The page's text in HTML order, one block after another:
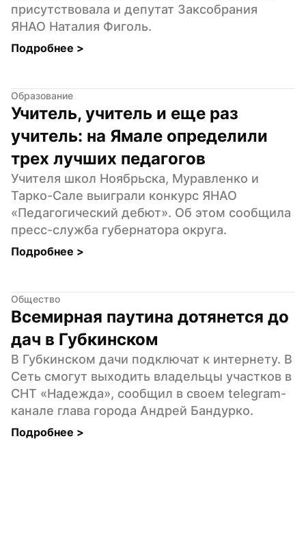
присутствовала и депутат Заксобрания
ЯНАО Наталия Фиголь.
Подробнее >
Образование
Учитель, учитель и еще раз
учитель: на Ямале определили
трех лучших педагогов
Учителя школ Ноябрьска, Муравленко и
Тарко-Сале выиграли конкурс ЯНАО
«Педагогический дебют». Об этом сообщила
пресс-служба губернатора округа.
Подробнее >
Общество
Всемирная паутина дотянется до
дач в Губкинском
В Губкинском дачи подключат к интернету. В
Сеть смогут выходить владельцы участков в
СНТ «Надежда», сообщил в своем telegram-
канале глава города Андрей Бандурко.
Подробнее >